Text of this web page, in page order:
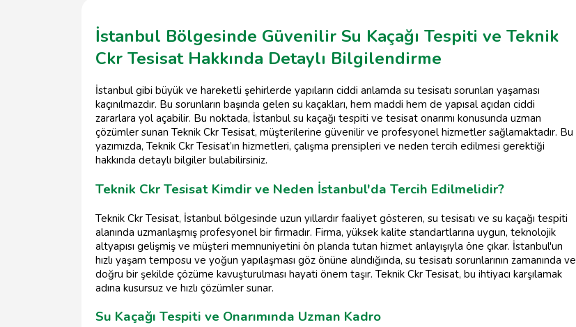
İstanbul Bölgesinde Güvenilir Su Kaçağı Tespiti ve Teknik
Ckr Tesisat Hakkında Detaylı Bilgilendirme
İstanbul gibi büyük ve hareketli şehirlerde yapıların ciddi anlamda su tesisatı sorunları yaşaması
kaçınılmazdır. Bu sorunların başında gelen su kaçakları, hem maddi hem de yapısal açıdan ciddi
zararlara yol açabilir. Bu noktada, İstanbul su kaçağı tespiti ve tesisat onarımı konusunda uzman
çözümler sunan Teknik Ckr Tesisat, müşterilerine güvenilir ve profesyonel hizmetler sağlamaktadır. Bu
yazımızda, Teknik Ckr Tesisat’ın hizmetleri, çalışma prensipleri ve neden tercih edilmesi gerektiği
hakkında detaylı bilgiler bulabilirsiniz.
Teknik Ckr Tesisat Kimdir ve Neden İstanbul'da Tercih Edilmelidir?
Teknik Ckr Tesisat, İstanbul bölgesinde uzun yıllardır faaliyet gösteren, su tesisatı ve su kaçağı tespiti
alanında uzmanlaşmış profesyonel bir firmadır. Firma, yüksek kalite standartlarına uygun, teknolojik
altyapısı gelişmiş ve müşteri memnuniyetini ön planda tutan hizmet anlayışıyla öne çıkar. İstanbul'un
hızlı yaşam temposu ve yoğun yapılaşması göz önüne alındığında, su tesisatı sorunlarının zamanında ve
doğru bir şekilde çözüme kavuşturulması hayati önem taşır. Teknik Ckr Tesisat, bu ihtiyacı karşılamak
adına kusursuz ve hızlı çözümler sunar.
Su Kaçağı Tespiti ve Onarımında Uzman Kadro